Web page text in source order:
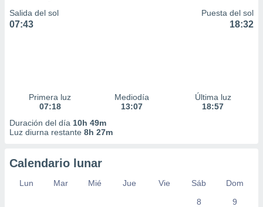
Salida del sol
07:43
Puesta del sol
18:32
Primera luz
07:18
Mediodía
13:07
Última luz
18:57
Duración del día 10h 49m
Luz diurna restante 8h 27m
Calendario lunar
Lun Mar Mié Jue Vie Sáb
Dom
8
9